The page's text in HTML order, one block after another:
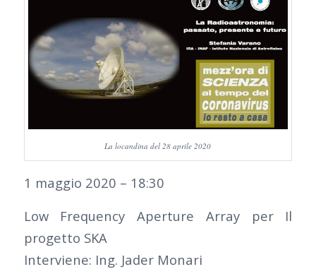
La locandina del 28 aprile 2020
1 maggio 2020 – 18:30
Low Frequency Aperture Array per Il
progetto SKA
Interviene: Ing. Jader Monari